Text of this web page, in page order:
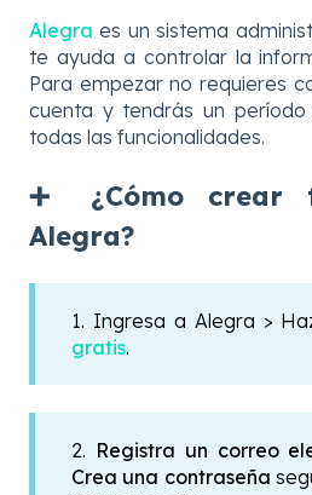
Alegra es un sistema
te ayuda a controlar la
Para empezar no requieres
cuenta y tendrás un
todas las funcionalidades.
➕ ¿Cómo crear
Alegra?
1. Ingresa a Alegra >
gratis.
2. Registra un correo
Crea una contraseña